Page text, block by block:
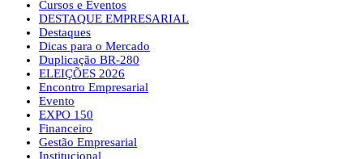
Cursos e Eventos
DESTAQUE EMPRESARIAL
Destaques
Dicas para o Mercado
Duplicação BR-280
ELEIÇÕES 2026
Encontro Empresarial
Evento
EXPO 150
Financeiro
Gestão Empresarial
Institucional